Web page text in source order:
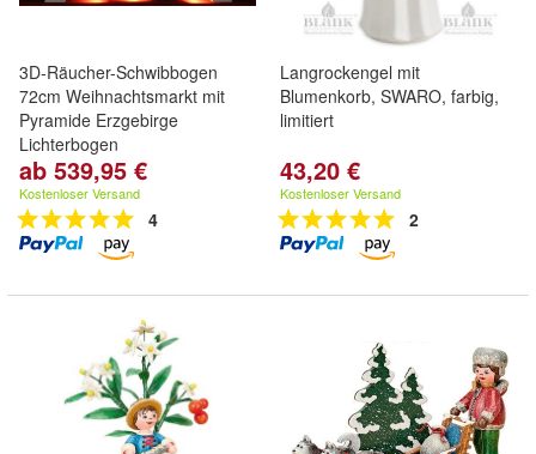
3D-Räucher-Schwibbogen
72cm Weihnachtsmarkt mit
Pyramide Erzgebirge
Lichterbogen
ab 539,95 €
Kostenloser Versand
4
Langrockengel mit
Blumenkorb, SWARO, farbig,
limitiert
43,20 €
Kostenloser Versand
2